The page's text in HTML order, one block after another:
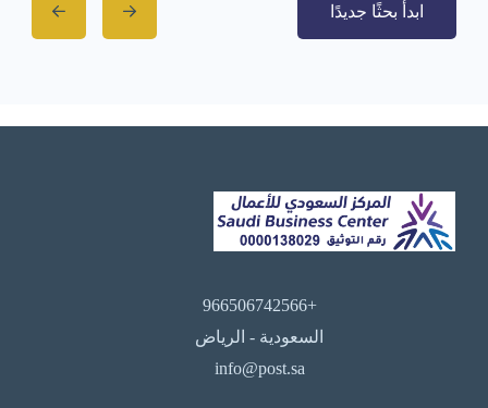
ابدأ بحثًا جديدًا
+966506742566
السعودية - الرياض
info@post.sa